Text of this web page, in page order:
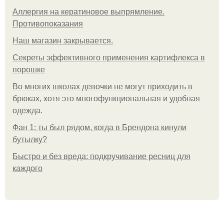
Аллергия на кератиновое выпрямление.
Противопоказания
Нaш магaзин зaкрывaeтся.
Секреты эффективного применения картифлекса в
порошке
Во многих школах девочки не могут приходить в
брюках, хотя это многофункциональная и удобная
одежда.
Фан 1: ты был рядом, когда в Брендона кинули
бутылку?
Быстро и без вреда: подкручивание ресниц для
каждого